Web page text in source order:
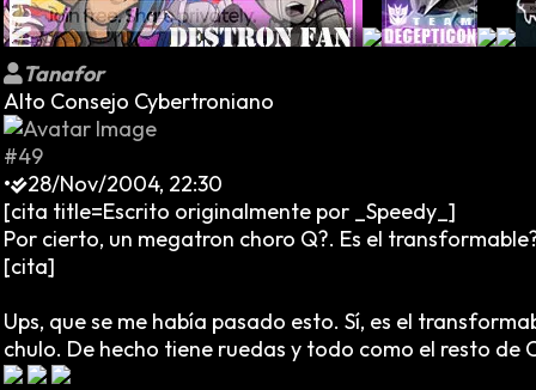
Tanafor
Alto Consejo Cybertroniano
#49
•
28/Nov/2004, 22:30
[cita title=Escrito originalmente por _Speedy_]
Por cierto, un megatron choro Q?. Es el
[cita]
Ups, que se me había pasado esto. Sí, es el
chulo. De hecho tiene ruedas y todo como el resto de